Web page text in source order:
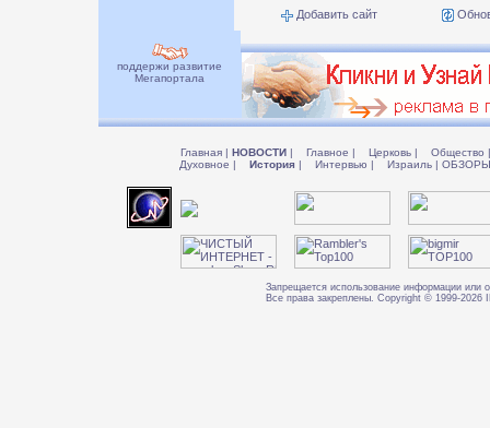
Добавить сайт
поддержи развитие
Мегапортала
Главная | НОВОСТИ | Главное | Церковь | Общество |
Духовное | История | Интервью | Израиль |
Запрещается использование информации или
Все права закреплены. Copyright © 1999-